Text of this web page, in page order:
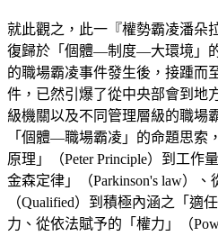
就此觀之，此一『權勢霸凌潘朵
復歸於「個體—制度—大環境」
的職場霸凌事件發生後，接踵而
件，已然引爆了從中央部會到地
級機關以及不同管理層級的職場
「個體—職場霸凌」的命題思索
原理」（Peter Principle）到工作
金森定律」（Parkinson's law）、
（Qualified）到積極內涵之「適
力、從依法賦予的「權力」（